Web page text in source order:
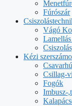
Fúrószár
Vágó
Kézi
Csillag-
Fogók
Imbusz-